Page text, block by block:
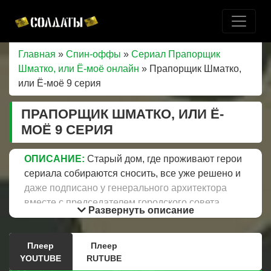
Главная » Спин-оффы » Сериал Прапорщик
Шматко, или Ё-моё онлайн » Прапорщик Шматко,
или Ё-моё 9 серия
ПРАПОРЩИК ШМАТКО, ИЛИ Ё-
МОЁ 9 СЕРИЯ
ОПИСАНИЕ: Старый дом, где проживают герои
сериала собираются сносить, все уже решено и
даже подписано у генерального архитектора
вместе с председателем городского совета.
Анжела Олеговна уверена, что после горьких
слов Маши она просто обязана отдать всю свою
любовь внукам. Отец Пети проверяет дневник и
удивляется что в школе сейчас 12-бальная
Развернуть описание
Плеер
YOUTUBE
Плеер
RUTUBE